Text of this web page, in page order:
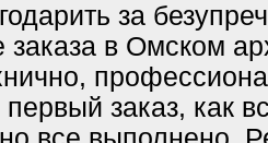
за
заказа в Омском
заказ, как